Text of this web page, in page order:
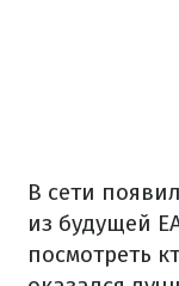
В сети
из будущей
посмотреть